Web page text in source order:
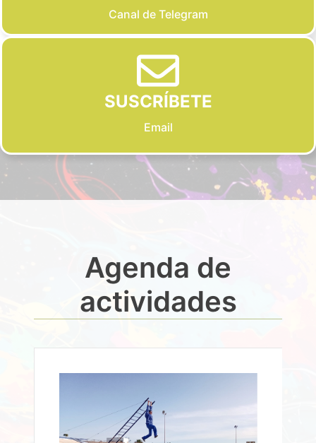
Canal de Telegram
SUSCRÍBETE
Email
Agenda de
actividades